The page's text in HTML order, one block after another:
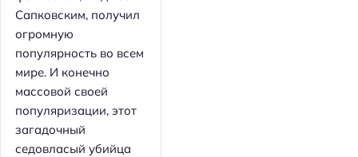
Сапковским, получил
огромную
популярность во всем
мире. И конечно
массовой своей
популяризации, этот
загадочный
седовласый убийца